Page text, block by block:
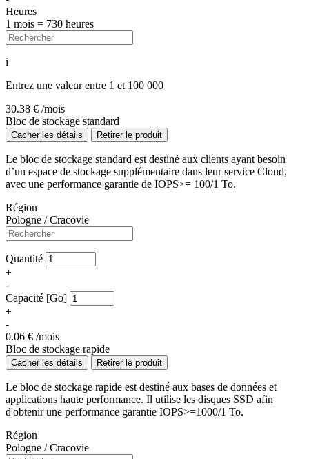
Heures
1 mois = 730 heures
i
Entrez une valeur entre 1 et 100 000
30.38 € /mois
Bloc de stockage standard
Cacher les détails Retirer le produit
Le bloc de stockage standard est destiné aux clients ayant besoin
d’un espace de stockage supplémentaire dans leur service Cloud,
avec une performance garantie de IOPS>= 100/1 To.
Région
Pologne / Cracovie
Quantité
+
-
Capacité [Go]
+
-
0.06 € /mois
Bloc de stockage rapide
Cacher les détails Retirer le produit
Le bloc de stockage rapide est destiné aux bases de données et
applications haute performance. Il utilise les disques SSD afin
d'obtenir une performance garantie IOPS>=1000/1 To.
Région
Pologne / Cracovie